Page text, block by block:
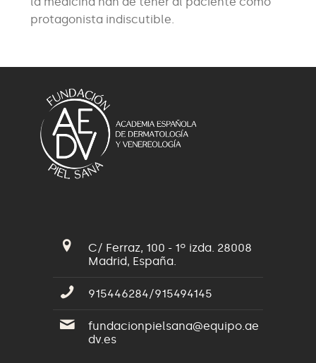
protagonista indiscutible.
C/ Ferraz, 100 - 1º izda. 28008
Madrid, España.
915446284/915494145
fundacionpielsana@equipo.ae
dv.es